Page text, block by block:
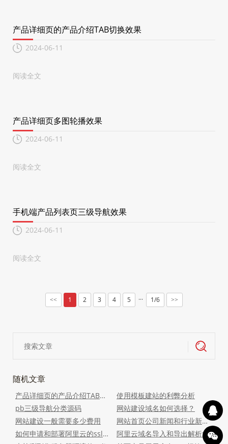
产品详细页的产品介绍TAB切换效果
2024-06-11
阅读全文
产品详细页多图轮播效果
2024-06-11
阅读全文
手机端产品列表页三级导航效果
2024-06-11
阅读全文
<< 1 2 3 4 5 ··· 1/6 >>
随机文章
产品详细页的产品介绍TAB切换效果
使用模板建站的利弊分析
pb三级导航分类源码
网站建设域名如何选择？
网站建设一般需要多少费用
网站首页公司新闻和行业新闻切换效果
如何申请和部署阿里云的ssl免费证书
阿里云域名导入和导出解析xlsx文件